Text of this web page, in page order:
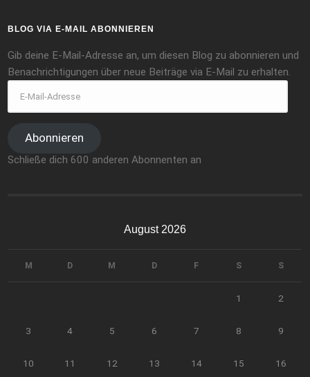
BLOG VIA E-MAIL ABONNIEREN
Gib deine E-Mail-Adresse an, um diesen Blog zu abonnieren und
Benachrichtigungen über neue Beiträge via E-Mail zu erhalten.
Abonnieren
Schließe dich 600 anderen Abonnenten an
August 2026
M D M D F S S
1 2
3 4 5 6 7 8 9
10 11 12 13 14 15 16